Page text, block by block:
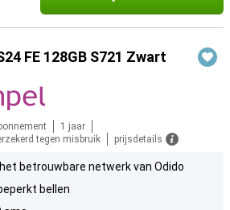
FE 128GB S721 Zwart
1 jaar
tegen misbruik
prijsdetails
betrouwbare netwerk van Odido
bellen